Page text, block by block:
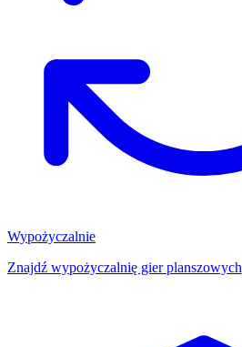
Wypożyczalnie
Znajdź wypożyczalnię gier planszowych